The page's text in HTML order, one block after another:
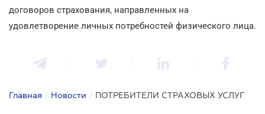
договоров страхования, направленных на
удовлетворение личных потребностей физического лица.
Главная / Новости / ПОТРЕБИТЕЛИ СТРАХОВЫХ УСЛУГ